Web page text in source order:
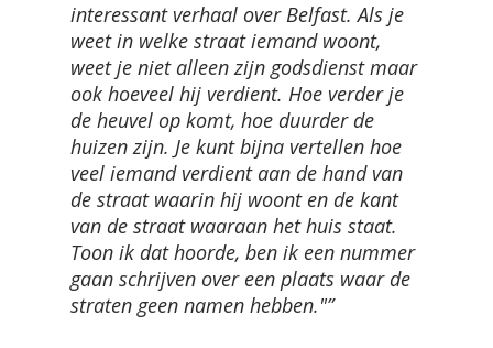
interessant verhaal over Belfast. Als je
weet in welke straat iemand woont,
weet je niet alleen zijn godsdienst maar
ook hoeveel hij verdient. Hoe verder je
de heuvel op komt, hoe duurder de
huizen zijn. Je kunt bijna vertellen hoe
veel iemand verdient aan de hand van
de straat waarin hij woont en de kant
van de straat waaraan het huis staat.
Toon ik dat hoorde, ben ik een nummer
gaan schrijven over een plaats waar de
straten geen namen hebben."